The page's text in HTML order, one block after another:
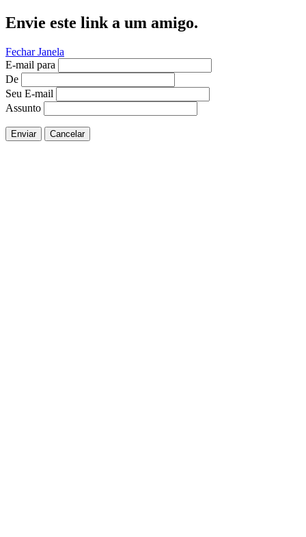
Envie este link a um amigo.
Fechar Janela
E-mail para
De
Seu E-mail
Assunto
Enviar Cancelar